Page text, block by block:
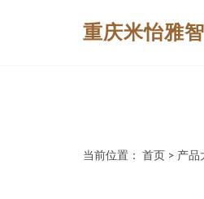
重庆米怡雅
当前位置： 首页 > 产品